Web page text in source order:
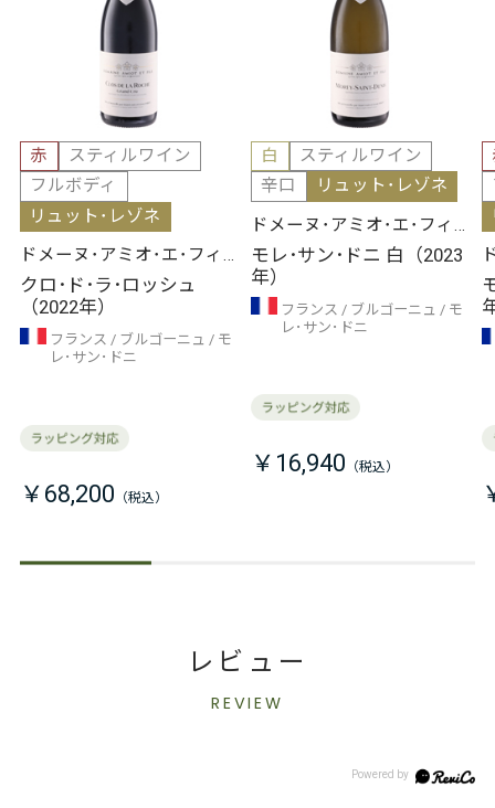
赤
スティルワイン
フルボディ
リュット･レゾネ
ドメーヌ･アミオ･エ･フィ
ス
クロ･ド･ラ･ロッシュ
（2022年）
フランス ブルゴーニュ
モ
レ･サン･ドニ
￥68,200
白
スティルワイン
辛口
リュット･レゾネ
ドメーヌ･アミオ･エ･フィ
ス
モレ･サン･ドニ 白（2023
年）
フランス ブルゴーニュ
モ
レ･サン･ドニ
￥16,940
レビュー
REVIEW